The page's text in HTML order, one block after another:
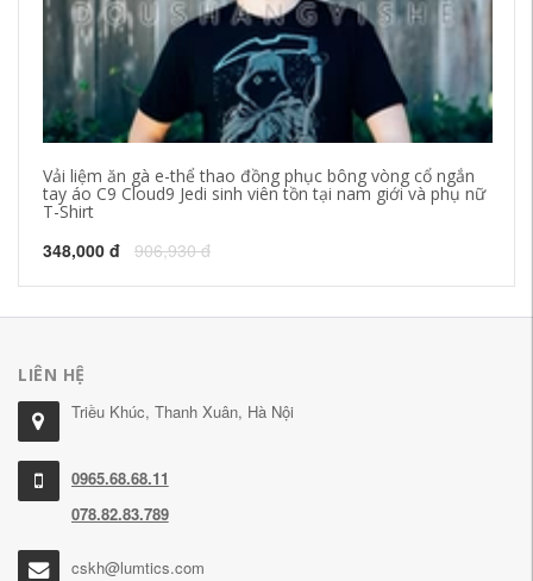
Vải liệm ăn gà e-thể thao đồng phục bông vòng cổ ngắn
tay áo C9 Cloud9 Jedi sinh viên tồn tại nam giới và phụ nữ
T-Shirt
348,000 đ 906,930 đ
LIÊN HỆ
Triều Khúc, Thanh Xuân, Hà Nội
0965.68.68.11
078.82.83.789
cskh@lumtics.com